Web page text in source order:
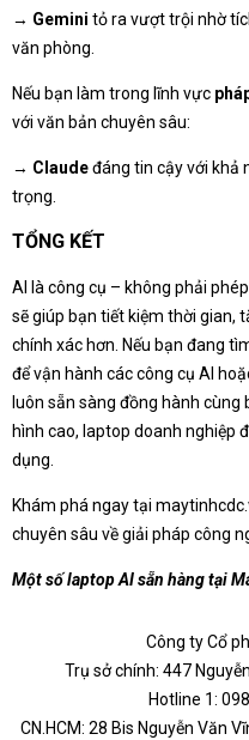
→ Gemini tỏ ra vượt trội nhờ
văn phòng.
Nếu bạn làm trong lĩnh vực
với văn bản chuyên sâu:
→ Claudeđáng tin cậy với khả
trọng.
TỔNG KẾT
AI là công cụ – không phải
sẽ giúp bạn tiết kiệm thời gian,
chính xác hơn. Nếu bạn đang
để vận hành các công cụ AI
luôn sẵn sàng đồng hành cùng
hình cao, laptop doanh nghiệp
dụng.
Khám phá ngay tại
chuyên sâu về giải pháp công
Một số laptop AI sẵn hàng tại
Công ty Cổ
Trụ sở chính: 447
Hotline 1:
CN.HCM: 28 Bis Nguyễn Văn